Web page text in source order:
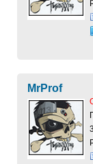
MrProf